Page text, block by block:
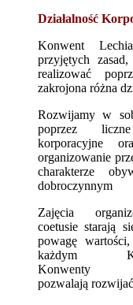
Działalność
Konwent
przyjętych
realizować
zakrojona różna
Rozwijamy w
poprzez
korporacyjne
organizowanie
charakterze
dobroczynnym
Zajęcia
coetusie starają
powagę
każdym
Konwenty
pozwalają